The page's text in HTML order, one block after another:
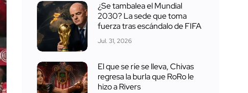
¿Se tambalea el Mundial
2030? La sede que toma
fuerza tras escándalo de FIFA
Jul. 31, 2026
El que se ríe se lleva, Chivas
regresa la burla que RoRo le
hizo a Rivers